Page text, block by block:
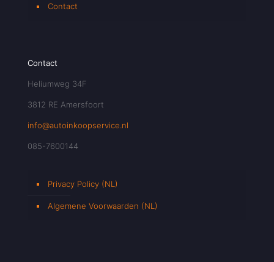
Contact
Contact
Heliumweg 34F
3812 RE Amersfoort
info@autoinkoopservice.nl
085-7600144
Privacy Policy (NL)
Algemene Voorwaarden (NL)